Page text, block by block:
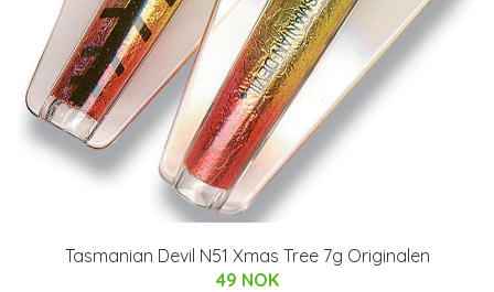
Tasmanian Devil N51 Xmas Tree 7g Originalen
49 NOK